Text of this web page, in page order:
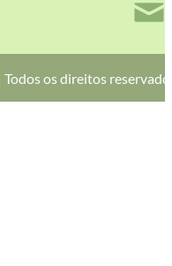
os direitos